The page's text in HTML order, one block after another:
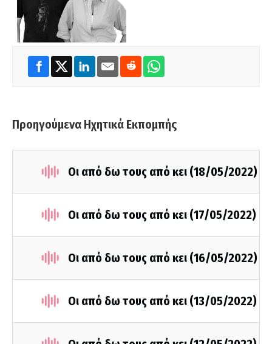
Προηγούμενα Ηχητικά Εκπομπής
Οι από δω τους από κει (18/05/2022)
Οι από δω τους από κει (17/05/2022)
Οι από δω τους από κει (16/05/2022)
Οι από δω τους από κει (13/05/2022)